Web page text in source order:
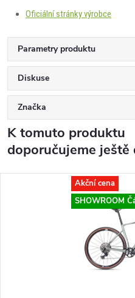
Oficiální stránky výrobce
Parametry produktu
Diskuse
Značka
K tomuto produktu
doporučujeme
Akční cena
SHOWROOM